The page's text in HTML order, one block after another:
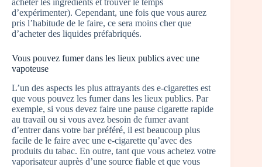
d’expérimenter). Cependant, une fois que vous aurez
pris l’habitude de le faire, ce sera moins cher que
d’acheter des liquides préfabriqués.
Vous pouvez fumer dans les lieux publics avec une
vapoteuse
L’un des aspects les plus attrayants des e-cigarettes est
que vous pouvez les fumer dans les lieux publics. Par
exemple, si vous devez faire une pause cigarette rapide
au travail ou si vous avez besoin de fumer avant
d’entrer dans votre bar préféré, il est beaucoup plus
facile de le faire avec une e-cigarette qu’avec des
produits du tabac. En outre, tant que vous achetez votre
vaporisateur auprès d’une source fiable et que vous